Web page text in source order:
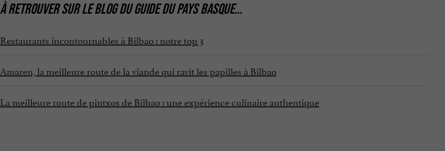
À RETROUVER SURLE BLOG DU GUIDE DU PAYS BASQUE...
Restaurants incontournables à Bilbao : notre top 3
Amaren, la meilleure route de la viande qui ravit les papilles à Bilbao
La meilleure route de pintxos de Bilbao : une expérience culinaire authentique